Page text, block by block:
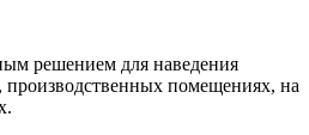
решением для наведения
производственных помещениях, на